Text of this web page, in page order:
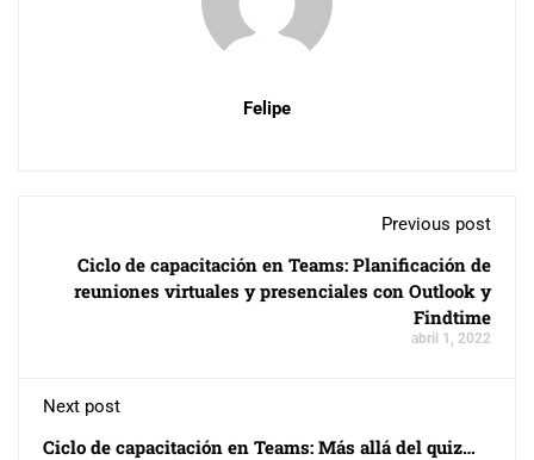
Felipe
Previous post
Ciclo de capacitación en Teams: Planificación de
reuniones virtuales y presenciales con Outlook y
Findtime
abril 1, 2022
Next post
Ciclo de capacitación en Teams: Más allá del quiz…